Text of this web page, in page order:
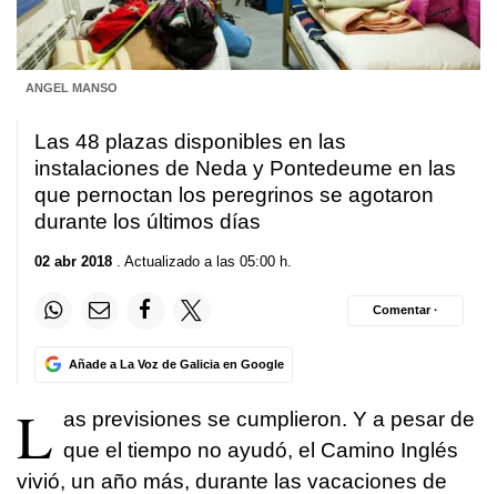
ANGEL MANSO
Las 48 plazas disponibles en las
instalaciones de Neda y Pontedeume en las
que pernoctan los peregrinos se agotaron
durante los últimos días
02 abr 2018 . Actualizado a las 05:00 h.
Añade a La Voz de Galicia en Google
Comentar ·
L as previsiones se cumplieron. Y a pesar de
que el tiempo no ayudó, el Camino Inglés
vivió, un año más, durante las vacaciones de